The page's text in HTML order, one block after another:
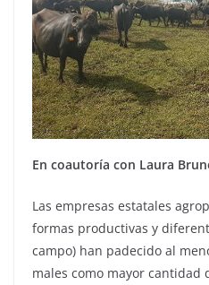
En coautoría con Laura
Las empresas estatales
formas productivas y
campo) han padecido al
males como mayor